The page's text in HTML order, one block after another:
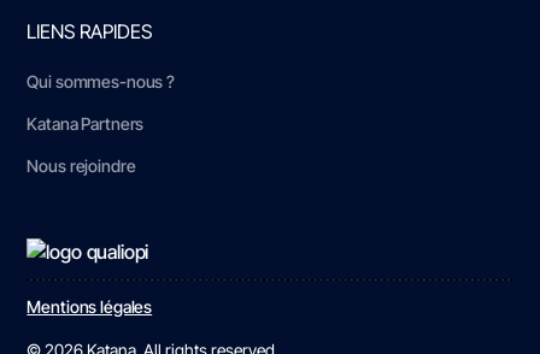
LIENS RAPIDES
Qui sommes-nous ?
Katana Partners
Nous rejoindre
© 2026 Katana. All rights reserved.
Mentions légales